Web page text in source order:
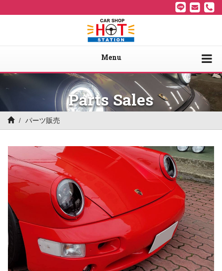
Menu
Parts Sales
パーツ販売